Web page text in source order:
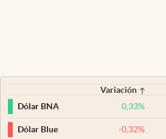
Variación
Dólar BNA
0,33%
Dólar Blue -0,32%